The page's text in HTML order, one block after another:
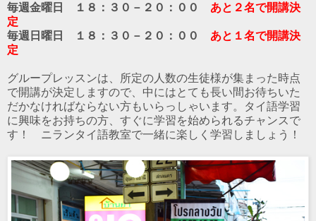
毎週金曜日 １８：３０－２０：００ あと２名で開講決
定
毎週日曜日 １８：３０－２０：００ あと１名で開講決
定
グループレッスンは、所定の人数の生徒様が集まった時点
で開講が決定しますので、中にはとても長い間お待ちいた
だかなければならない方もいらっしゃいます。タイ語学習
に興味をお持ちの方、すぐに学習を始められるチャンスで
す！ ニランタイ語教室で一緒に楽しく学習しましょう！